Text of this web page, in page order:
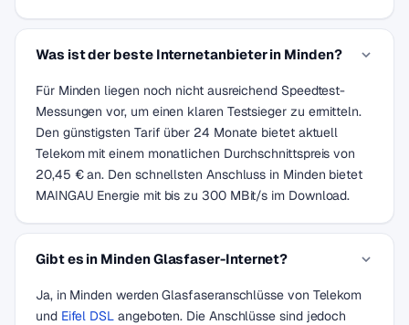
Was ist der beste Internetanbieter in Minden?
Für Minden liegen noch nicht ausreichend Speedtest-
Messungen vor, um einen klaren Testsieger zu ermitteln.
Den günstigsten Tarif über 24 Monate bietet aktuell
Telekom mit einem monatlichen Durchschnittspreis von
20,45 € an. Den schnellsten Anschluss in Minden bietet
MAINGAU Energie mit bis zu 300 MBit/s im Download.
Gibt es in Minden Glasfaser-Internet?
Ja, in Minden werden Glasfaseranschlüsse von Telekom
und Eifel DSL angeboten. Die Anschlüsse sind jedoch